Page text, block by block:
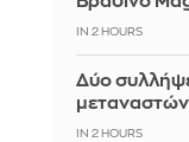
IN 2 HOURS
Δύο
IN 2 HOURS